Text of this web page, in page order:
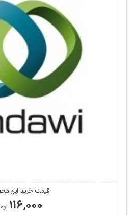
قیمت خرید این
۱۱۶,۰۰۰